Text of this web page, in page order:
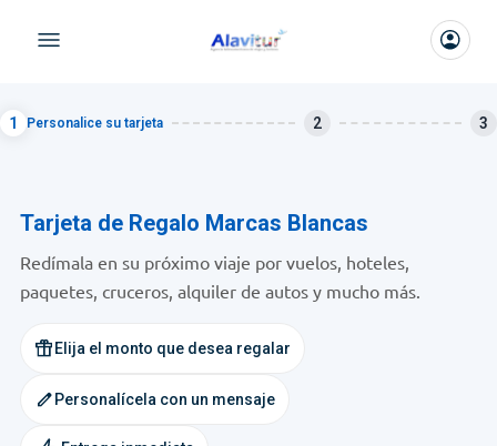
1 Personalice su tarjeta 2 3
Tarjeta de Regalo Marcas Blancas
Redímala en su próximo viaje por vuelos, hoteles,
paquetes, cruceros, alquiler de autos y mucho más.
featured_seasonal_and_gifts Elija el monto que desea regalar
edit Personalícela con un mensaje